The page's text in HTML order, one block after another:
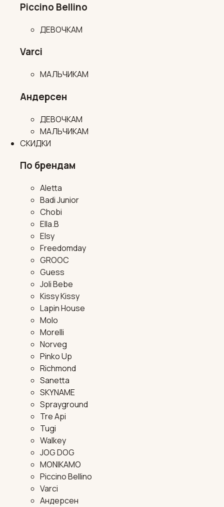
Piccino Bellino
ДЕВОЧКАМ
Varci
МАЛЬЧИКАМ
Андерсен
ДЕВОЧКАМ
МАЛЬЧИКАМ
СКИДКИ
По брендам
Aletta
Badi Junior
Chobi
Ella.B
Elsy
Freedomday
GROOC
Guess
Joli Bebe
Kissy Kissy
Lapin House
Molo
Morelli
Norveg
Pinko Up
Richmond
Sanetta
SKYNAME
Sprayground
Tre Api
Tugi
Walkey
JOG DOG
MONIKAMO
Piccino Bellino
Varci
Андерсен